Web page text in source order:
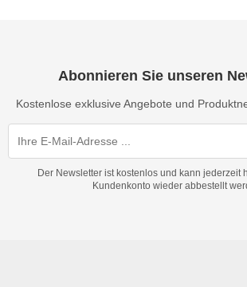
Abonnieren Sie unseren
Kostenlose exklusive Angebote und
Der Newsletter ist kostenlos und kann jederzeit
Kundenkonto wieder abbestellt